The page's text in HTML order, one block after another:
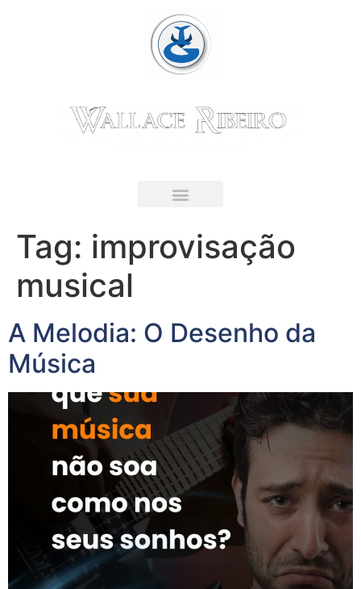
Tag: improvisação
musical
A Melodia: O Desenho da
Música